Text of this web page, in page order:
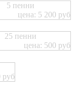
5 пенни
цена: 5 200 руб
25 пенни
цена: 500 руб
руб